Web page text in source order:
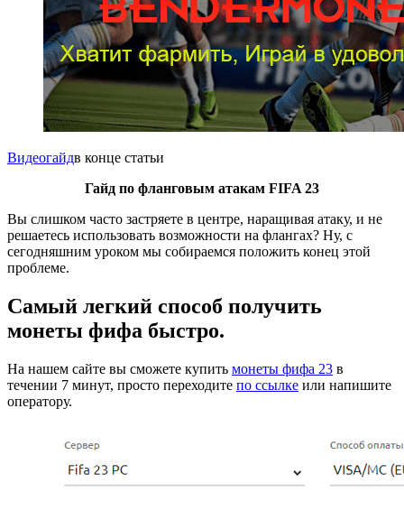
Видеогайдв конце статьи
Гайд по фланговым атакам FIFA 23
Вы слишком часто застряете в центре, наращивая атаку, и не
решаетесь использовать возможности на флангах? Ну, с
сегодняшним уроком мы собираемся положить конец этой
проблеме.
Самый легкий способ получить
монеты фифа быстро.
На нашем сайте вы сможете купить монеты фифа 23 в
течении 7 минут, просто переходите по ссылке или напишите
оператору.